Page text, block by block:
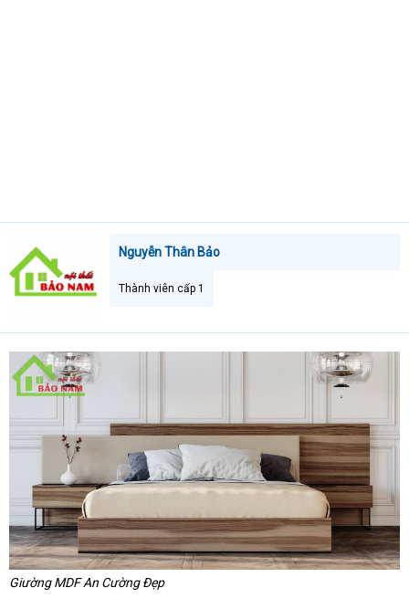
Nguyễn Thân Bảo
Thành viên cấp 1
Giường MDF An Cường Đẹp